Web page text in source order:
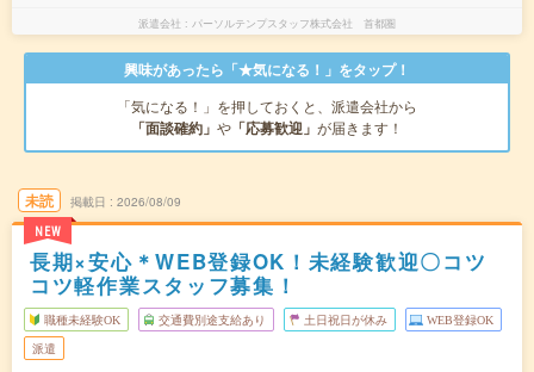
派遣会社 パーソルテンプスタッフ株式会社 首都圏
興味があったら「★気になる！」をタップ！
「気になる！」を押しておくと、派遣会社から
「面談確約」 や 「応募歓迎」 が届きます！
未読
NEW
掲載日 2026/08/09
長期×安心＊WEB登録OK！未経験歓迎〇コツ
コツ軽作業スタッフ募集！
職種未経験OK 交通費別途支給あり 土日祝日が休み WEB登録OK
派遣